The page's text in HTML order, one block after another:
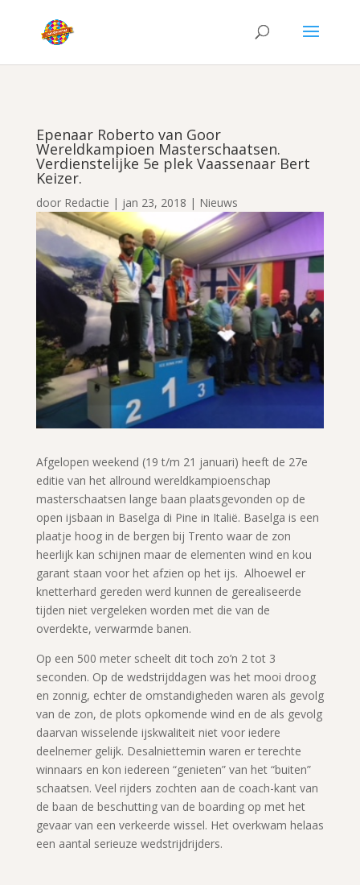
Epenaar Roberto van Goor
Wereldkampioen Masterschaatsen.
Verdienstelijke 5e plek Vaassenaar Bert
Keizer.
door Redactie | jan 23, 2018 | Nieuws
Afgelopen weekend (19 t/m 21 januari) heeft de 27e
editie van het allround wereldkampioenschap
masterschaatsen lange baan plaatsgevonden op de
open ijsbaan in Baselga di Pine in Italië. Baselga is een
plaatje hoog in de bergen bij Trento waar de zon
heerlijk kan schijnen maar de elementen wind en kou
garant staan voor het afzien op het ijs. Alhoewel er
knetterhard gereden werd kunnen de gerealiseerde
tijden niet vergeleken worden met die van de
overdekte, verwarmde banen.
Op een 500 meter scheelt dit toch zo’n 2 tot 3
seconden. Op de wedstrijddagen was het mooi droog
en zonnig, echter de omstandigheden waren als gevolg
van de zon, de plots opkomende wind en de als gevolg
daarvan wisselende ijskwaliteit niet voor iedere
deelnemer gelijk. Desalniettemin waren er terechte
winnaars en kon iedereen “genieten” van het “buiten”
schaatsen. Veel rijders zochten aan de coach-kant van
de baan de beschutting van de boarding op met het
gevaar van een verkeerde wissel. Het overkwam helaas
een aantal serieuze wedstrijdrijders.